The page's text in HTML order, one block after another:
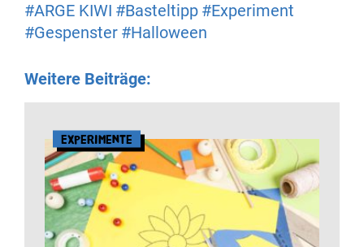
#ARGE KIWI #Basteltipp #Experiment
#Gespenster #Halloween
Weitere Beiträge:
Experimente